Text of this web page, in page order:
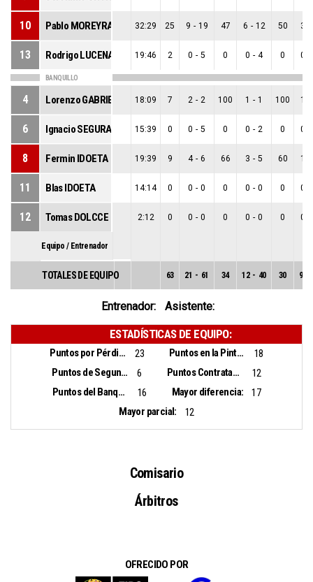
10 Pablo MOREYRA 32:29 25 9 - 19 47 6 - 12 50 3
13 Rodrigo LUCENA 19:46 2 0 - 5 0 0 - 4 0 0
BANQUILLO
4 18:09 7 2 - 2 100 1 - 1 100 1
6 Ignacio SEGURA 15:39 0 0 - 5 0 0 - 2 0 0
8 Fermin IDOETA 19:39 9 4 - 6 66 3 - 5 60 1
11 Blas IDOETA 14:14 0 0 - 0 0 0 - 0 0 0
12 Tomas DOLCCE 2:12 0 0 - 0 0 0 - 0 0 0
Equipo / Entrenador
TOTALES DE EQUIPO 63 21 - 61 34 12 - 40 30 9
Entrenador: Asistente:
ESTADÍSTICAS DE EQUIPO:
Puntos por Pérdidas: 23 Puntos en la Pintura:
18
Puntos de Segunda Oportunidad:
6 Puntos Contrataque:
12
Puntos del Banquillo:
16 Mayor diferencia:
17
Mayor parcial:
12
Comisario
Árbitros
OFRECIDO POR